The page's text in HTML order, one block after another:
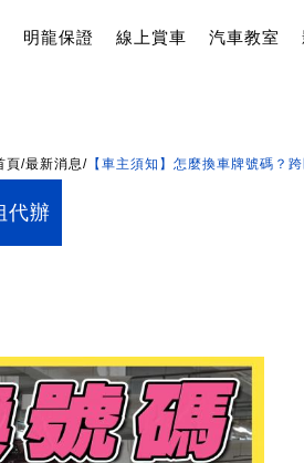
明龍保證 線上賞車 汽車教室
頁/最新消息/【車主須知】怎麼換車牌號碼？
代辦